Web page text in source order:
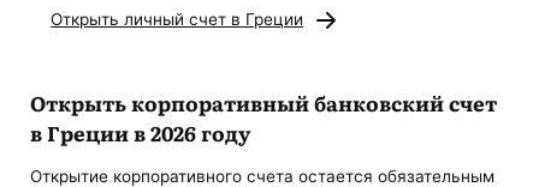
Открыть личный счет в Греции
Открыть корпоративный банковский счет
в Греции в 2026 году
Открытие корпоративного счета остается обязательным